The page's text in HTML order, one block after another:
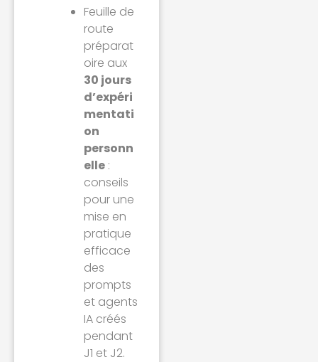
Feuille de
route
préparat
oire aux
30 jours
d’expéri
mentati
on
personn
elle :
conseils
pour une
mise en
pratique
efficace
des
prompts
et agents
IA créés
pendant
J1 et J2.